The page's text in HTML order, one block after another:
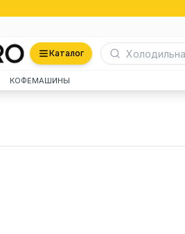
Каталог
КОФЕМАШИНЫ